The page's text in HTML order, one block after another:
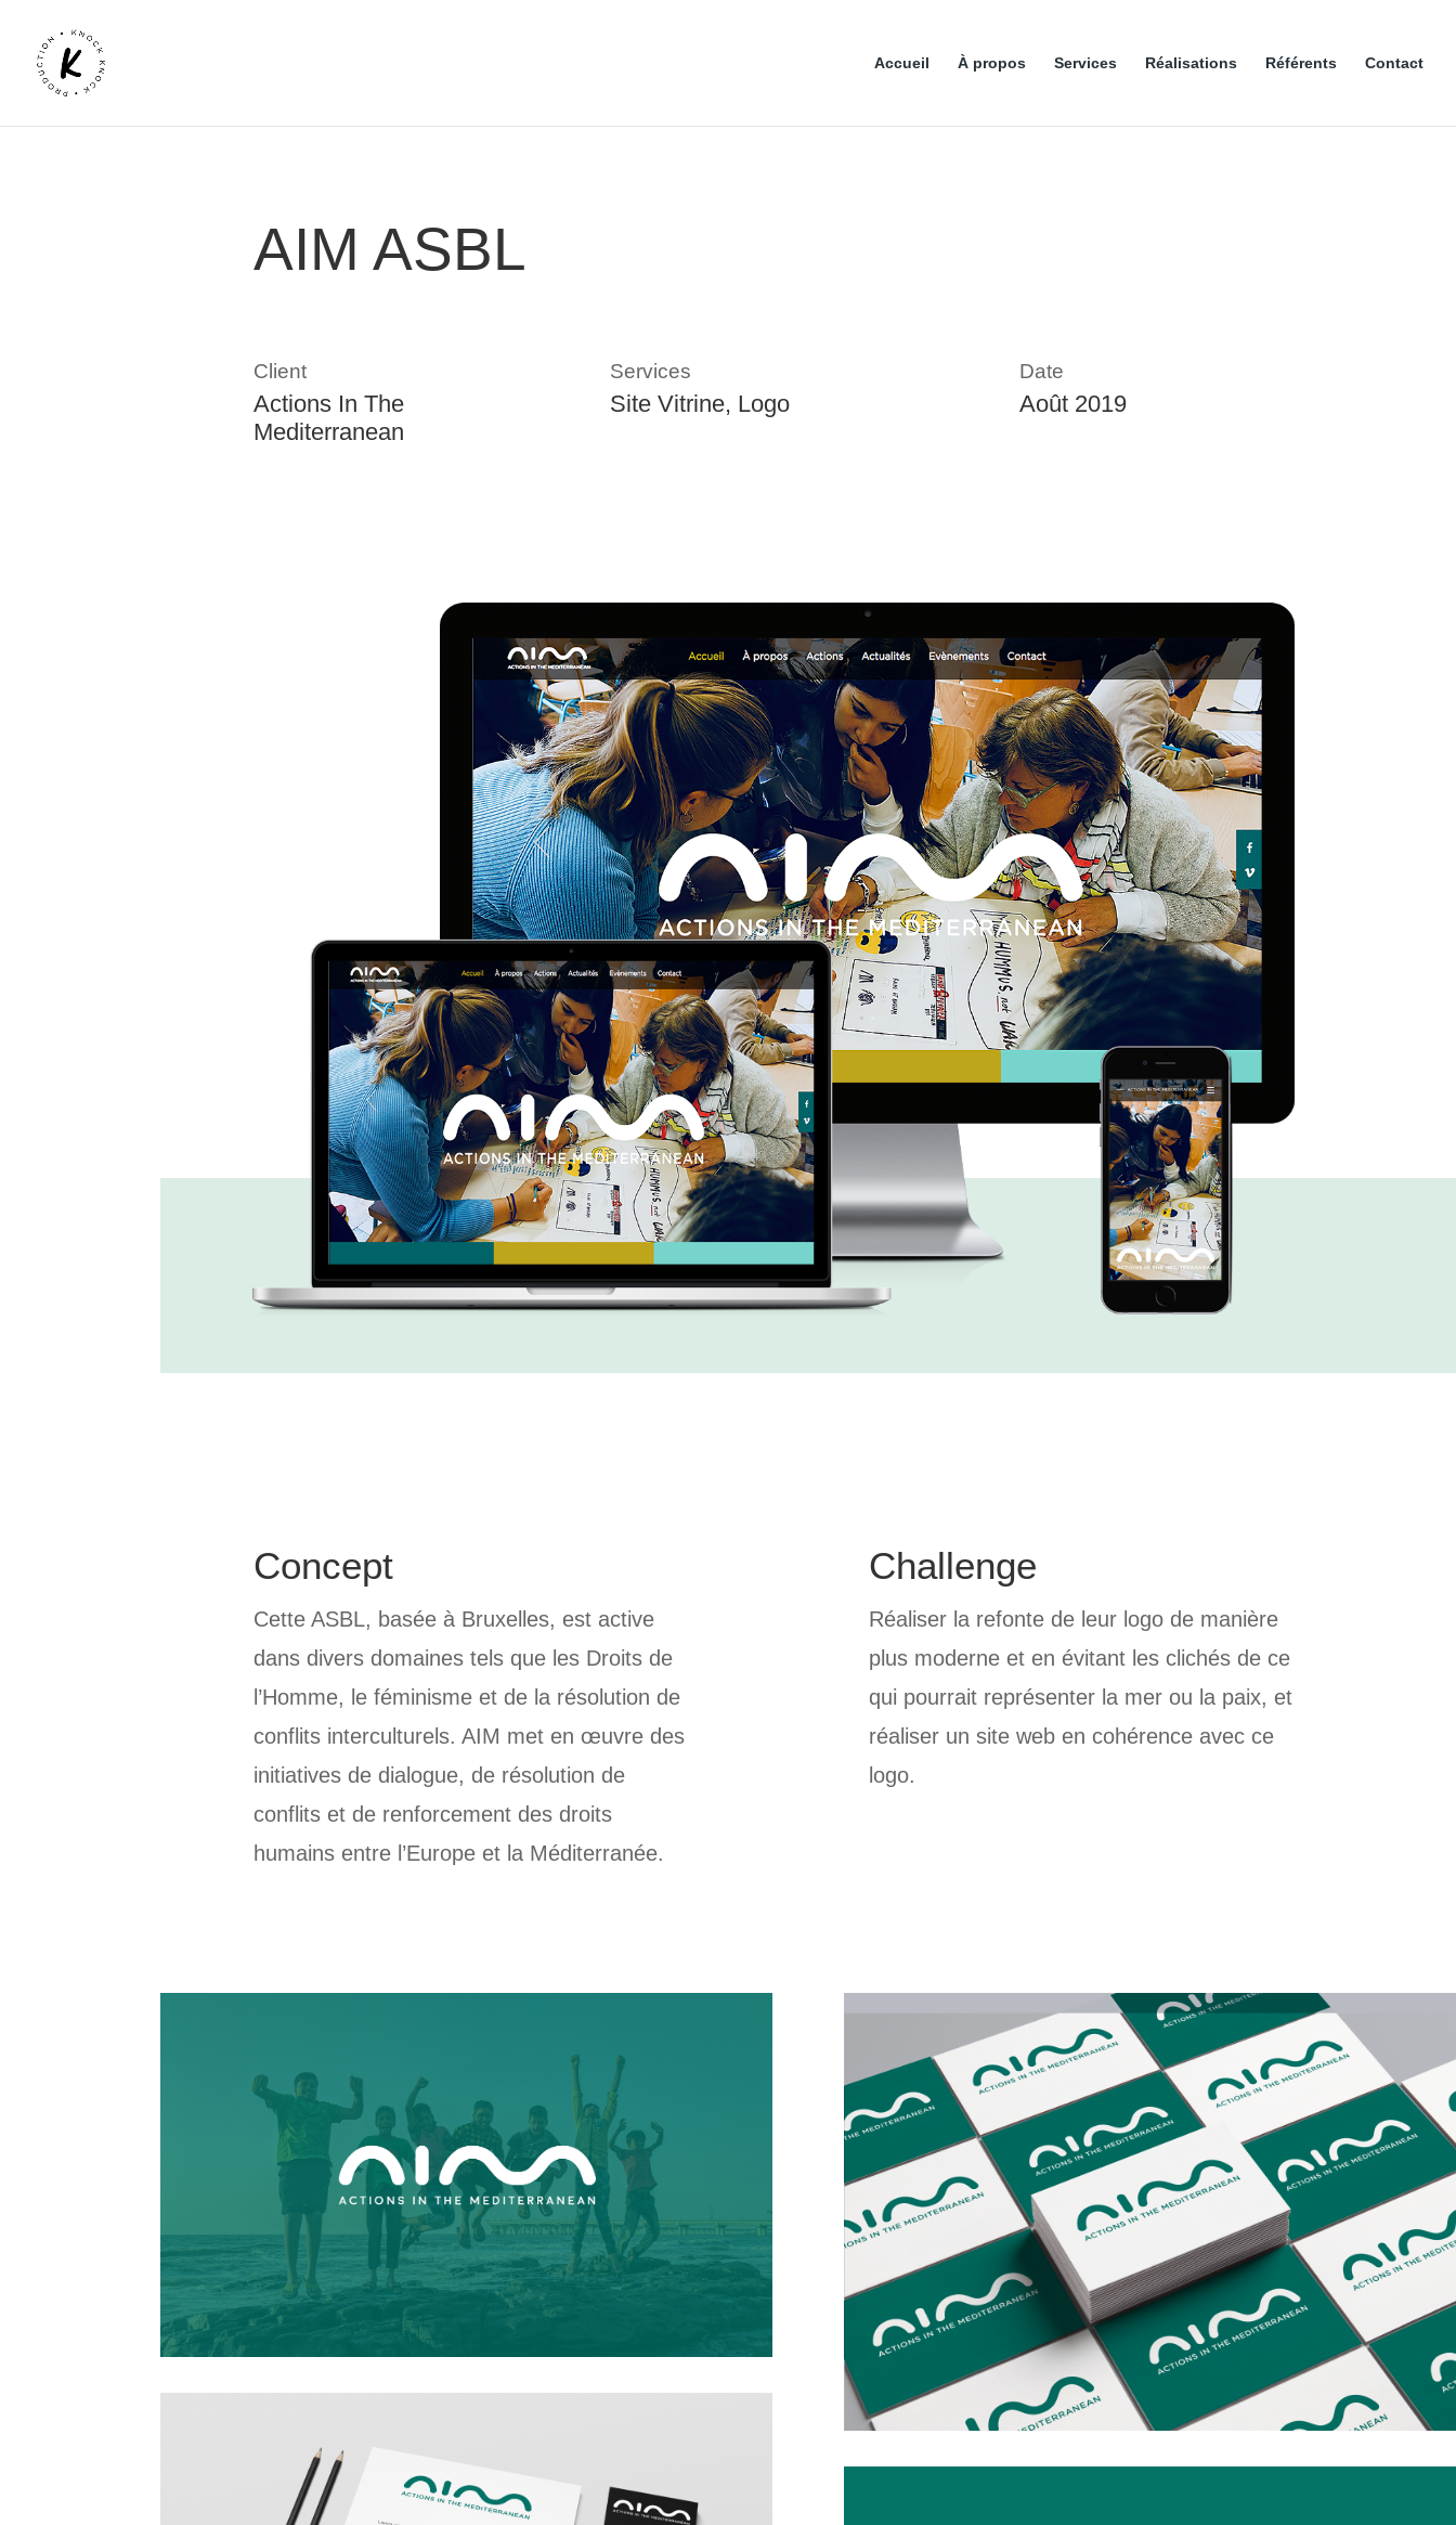
Accueil À propos Services Réalisations Référents Contact
AIM ASBL
Client
Actions In The
Mediterranean
Services
Site Vitrine, Logo
Date
Août 2019
Concept
Cette ASBL, basée à Bruxelles, est active
dans divers domaines tels que les Droits de
l’Homme, le féminisme et de la résolution de
conflits interculturels. AIM met en œuvre des
initiatives de dialogue, de résolution de
conflits et de renforcement des droits
humains entre l’Europe et la Méditerranée.
Challenge
Réaliser la refonte de leur logo de manière
plus moderne et en évitant les clichés de ce
qui pourrait représenter la mer ou la paix, et
réaliser un site web en cohérence avec ce
logo.